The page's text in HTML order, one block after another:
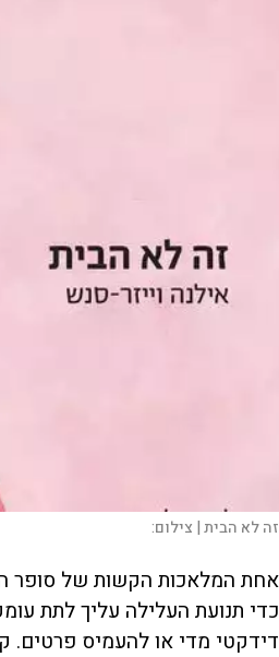
זה לא הבית | צילום:
אחת המלאכות הקשות של סופר
כדי תנועת העלילה עליך לתת
דידקטי מדי או להעמיס פרטים.